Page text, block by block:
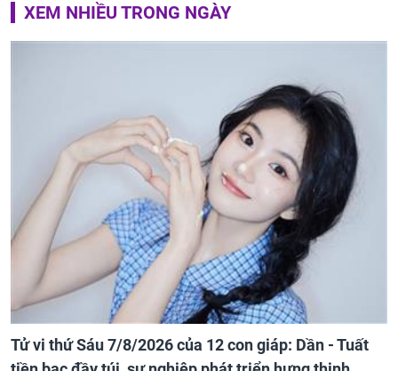
XEM NHIỀU TRONG NGÀY
Tử vi thứ Sáu 7/8/2026 của 12 con giáp: Dần - Tuất